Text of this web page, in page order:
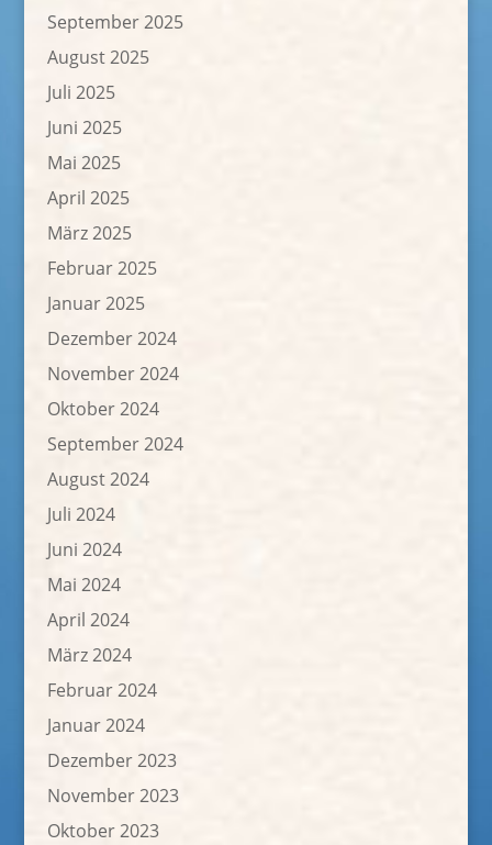
September 2025
August 2025
Juli 2025
Juni 2025
Mai 2025
April 2025
März 2025
Februar 2025
Januar 2025
Dezember 2024
November 2024
Oktober 2024
September 2024
August 2024
Juli 2024
Juni 2024
Mai 2024
April 2024
März 2024
Februar 2024
Januar 2024
Dezember 2023
November 2023
Oktober 2023